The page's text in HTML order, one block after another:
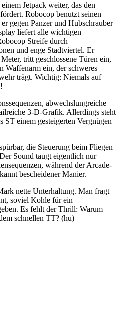
Jetpack weiter, das den
Robocop benutzt seinen
gegen Panzer und Hubschrauber
liefert alle wichtigen
Streife durch
und enge Stadtviertel. Er
tritt geschlossene Türen ein,
Waffenarm ein, der schweres
trägt. Wichtig: Niemals auf
abwechslungreiche
3-D-Grafik. Allerdings steht
ST einem gesteigerten Vergnügen
die Steuerung beim Fliegen
Sound taugt eigentlich nur
während der Arcade-
bescheidener Manier.
nette Unterhaltung. Man fragt
soviel Kohle für ein
Es fehlt der Thrill: Warum
schnellen TT? (hu)